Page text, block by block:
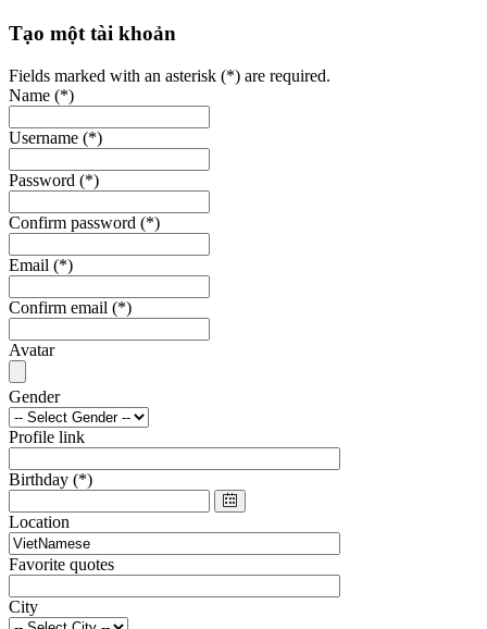
Tạo một tài khoản
Fields marked with an asterisk (*) are required.
Name (*)
Username (*)
Password (*)
Confirm password (*)
Email (*)
Confirm email (*)
Avatar
Gender
Profile link
Birthday (*)
Location
Favorite quotes
City